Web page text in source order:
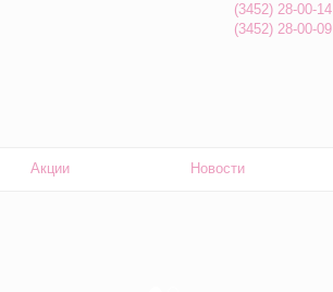
(3452) 28-00-14
(3452) 28-00-09
Акции Новости